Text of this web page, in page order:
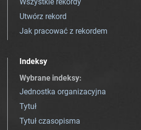
Utwórz rekord
Jak pracować z rekordem
Indeksy
Wybrane indeksy:
Jednostka organizacyjna
Tytuł
Tytuł czasopisma